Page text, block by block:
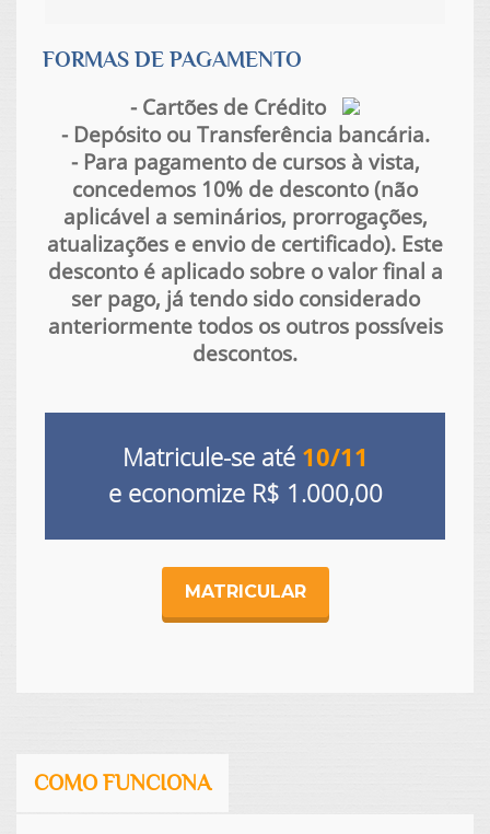
FORMAS DE PAGAMENTO
- Cartões de Crédito
- Depósito ou Transferência bancária.
- Para pagamento de cursos à vista,
concedemos 10% de desconto (não
aplicável a seminários, prorrogações,
atualizações e envio de certificado). Este
desconto é aplicado sobre o valor final a
ser pago, já tendo sido considerado
anteriormente todos os outros possíveis
descontos.
Matricule-se até 10/11
e economize R$ 1.000,00
MATRICULAR
COMO FUNCIONA